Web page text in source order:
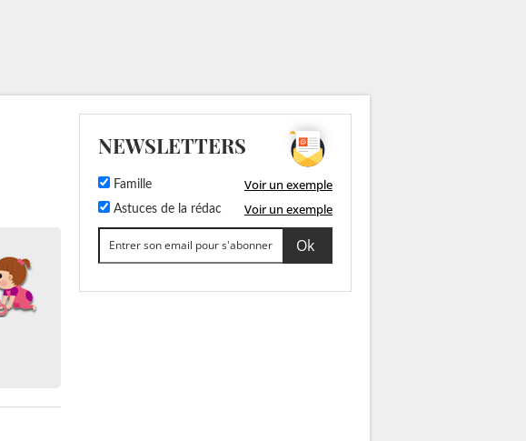
NEWSLETTERS
Famille Voir un exemple
Astuces de la rédac Voir un exemple